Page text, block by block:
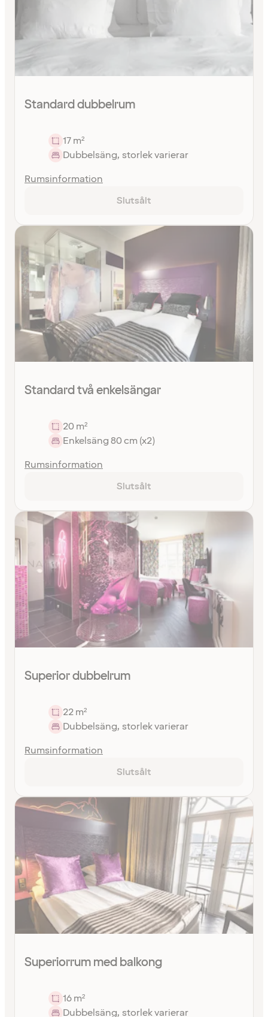
Standard dubbelrum
17 m²
Dubbelsäng, storlek varierar
Rumsinformation
Slutsålt
Standard två enkelsängar
20 m²
Enkelsäng 80 cm (x2)
Rumsinformation
Slutsålt
Superior dubbelrum
22 m²
Dubbelsäng, storlek varierar
Rumsinformation
Slutsålt
Superiorrum med balkong
16 m²
Dubbelsäng, storlek varierar